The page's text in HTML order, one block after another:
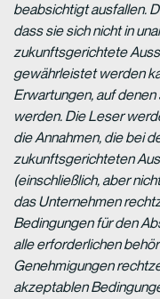
beabsichtigt ausfallen.
dass sie sich nicht in
zukunftsgerichtete
gewährleistet werden
Erwartungen, auf
werden. Die Leser
die Annahmen, die bei
zukunftsgerichteten
(einschließlich, aber
das Unternehmen
Bedingungen für den
alle erforderlichen
Genehmigungen
akzeptablen